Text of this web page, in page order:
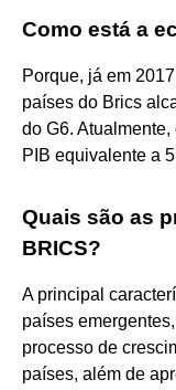
Como está a
Porque, já em
países do Brics
do G6.
PIB equivalente a
Quais são as
BRICS?
A principal
países
processo de
países, além de